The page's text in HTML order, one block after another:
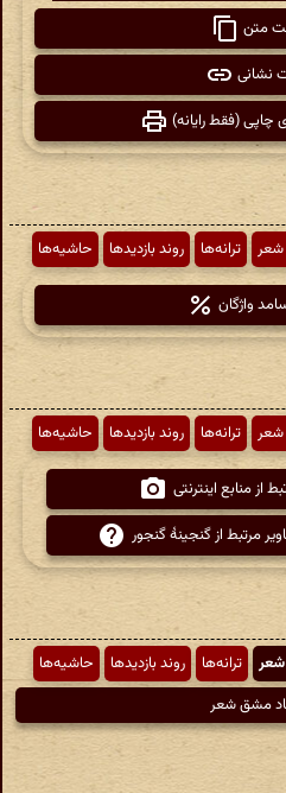
متن
نشانی
چاپی (فقط رایانه)
ترانه‌ها روند بازدیدها حاشیه‌ها
واژگان
ترانه‌ها روند بازدیدها حاشیه‌ها
از منابع اینترنتی
مرتبط از گنجینهٔ گنجور
ترانه‌ها روند بازدیدها
حاشیه‌ها
مشق شعر